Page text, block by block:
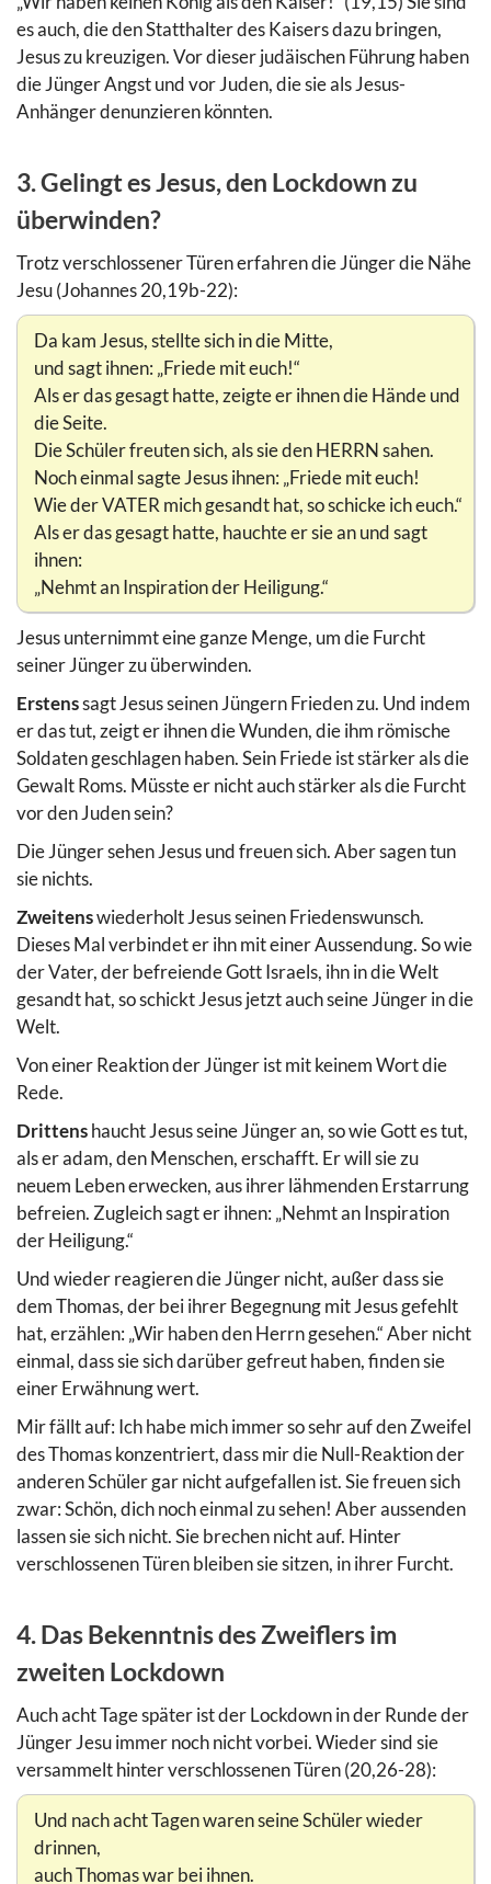
es auch, die den Statthalter des Kaisers dazu bringen,
Jesus zu kreuzigen. Vor dieser judäischen Führung haben
die Jünger Angst und vor Juden, die sie als Jesus-
Anhänger denunzieren könnten.
3. Gelingt es Jesus, den Lockdown zu
überwinden?
Trotz verschlossener Türen erfahren die Jünger die Nähe
Jesu (Johannes 20,19b-22):
Da kam Jesus, stellte sich in die Mitte,
und sagt ihnen: „Friede mit euch!“
Als er das gesagt hatte, zeigte er ihnen die Hände und
die Seite.
Die Schüler freuten sich, als sie den HERRN sahen.
Noch einmal sagte Jesus ihnen: „Friede mit euch!
Wie der VATER mich gesandt hat, so schicke ich euch.“
Als er das gesagt hatte, hauchte er sie an und sagt
ihnen:
„Nehmt an Inspiration der Heiligung.“
Jesus unternimmt eine ganze Menge, um die Furcht
seiner Jünger zu überwinden.
Erstenssagt Jesus seinen Jüngern Frieden zu. Und indem
er das tut, zeigt er ihnen die Wunden, die ihm römische
Soldaten geschlagen haben. Sein Friede ist stärker als die
Gewalt Roms. Müsste er nicht auch stärker als die Furcht
vor den Juden sein?
Die Jünger sehen Jesus und freuen sich. Aber sagen tun
sie nichts.
Zweitenswiederholt Jesus seinen Friedenswunsch.
Dieses Mal verbindet er ihn mit einer Aussendung. So wie
der Vater, der befreiende Gott Israels, ihn in die Welt
gesandt hat, so schickt Jesus jetzt auch seine Jünger in die
Welt.
Von einer Reaktion der Jünger ist mit keinem Wort die
Rede.
Drittenshaucht Jesus seine Jünger an, so wie Gott es tut,
als er adam, den Menschen, erschafft. Er will sie zu
neuem Leben erwecken, aus ihrer lähmenden Erstarrung
befreien. Zugleich sagt er ihnen: „Nehmt an Inspiration
der Heiligung.“
Und wieder reagieren die Jünger nicht, außer dass sie
dem Thomas, der bei ihrer Begegnung mit Jesus gefehlt
hat, erzählen: „Wir haben den Herrn gesehen.“ Aber nicht
einmal, dass sie sich darüber gefreut haben, finden sie
einer Erwähnung wert.
Mir fällt auf: Ich habe mich immer so sehr auf den Zweifel
des Thomas konzentriert, dass mir die Null-Reaktion der
anderen Schüler gar nicht aufgefallen ist. Sie freuen sich
zwar: Schön, dich noch einmal zu sehen! Aber aussenden
lassen sie sich nicht. Sie brechen nicht auf. Hinter
verschlossenen Türen bleiben sie sitzen, in ihrer Furcht.
4. Das Bekenntnis des Zweiflers im
zweiten Lockdown
Auch acht Tage später ist der Lockdown in der Runde der
Jünger Jesu immer noch nicht vorbei. Wieder sind sie
versammelt hinter verschlossenen Türen (20,26-28):
Und nach acht Tagen waren seine Schüler wieder
drinnen,
auch Thomas war bei ihnen.